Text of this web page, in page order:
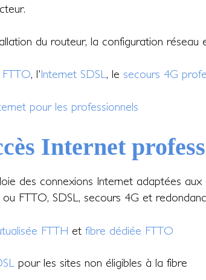
du routeur, la configuration
, l'Internet SDSL , le secours 4G
pour les professionnels
Internet
des connexions Internet adaptées aux
FTTO, SDSL, secours 4G et
FTTH et fibre dédiée FTTO
pour les sites non éligibles à la fibre